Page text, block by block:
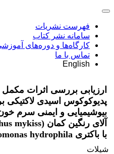
فهرست نشریات
سامانه نشر کتاب
کارگاه‌ها و دوره‌های
تماس با ما
English
ارزیابی بررسی اثرات مکمل
پدیوکوکوس اسیدی
بیوشیمیایی و ایمنی سرم
با باکتری Aeromonas hydrophila
شیلات